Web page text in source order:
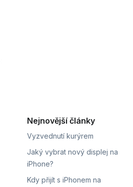
Nejnovější články
Vyzvednutí kurýrem
Jaký vybrat nový displej na
iPhone?
Kdy přijít s iPhonem na